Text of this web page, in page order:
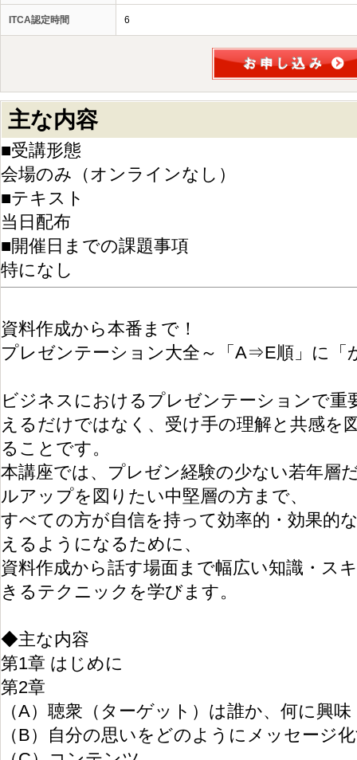
ITCA認定時間 6
主な内容
■受講形態
会場のみ（オンラインなし）
■テキスト
当日配布
■開催日までの課題事項
特になし
資料作成から本番まで！
プレゼンテーション大全～「A⇒E順」に「
ビジネスにおけるプレゼンテーションで重
えるだけではなく、受け手の理解と共感を
ることです。
本講座では、プレゼン経験の少ない若年層
ルアップを図りたい中堅層の方まで、
すべての方が自信を持って効率的・効果的
えるようになるために、
資料作成から話す場面まで幅広い知識・ス
きるテクニックを学びます。
◆主な内容
第1章 はじめに
第2章
（A）聴衆（ターゲット）は誰か、何に興
（B）自分の思いをどのようにメッセージ